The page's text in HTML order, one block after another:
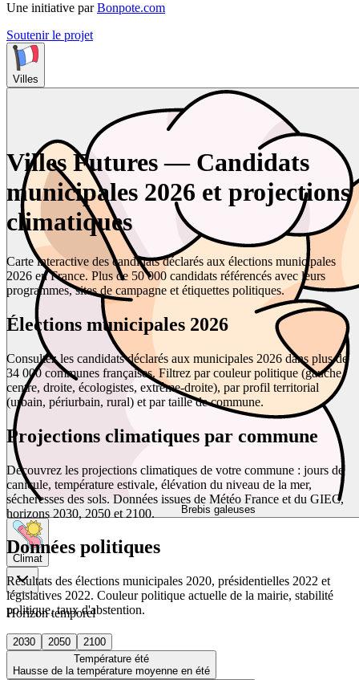
Une initiative par Bonpote.com
Soutenir le projet
Villes
Brebis galeuses
Climat
Horizon temporel
2030 2050
2100
Température été
Hausse de la température moyenne en été
Villes Futures — Candidats
municipales 2026 et projections
climatiques
Carte interactive des candidats déclarés aux élections municipales
2026 en France. Plus de 50 000 candidats référencés avec leurs
programmes, sites de campagne et étiquettes politiques.
Élections municipales 2026
Consultez les candidats déclarés aux municipales 2026 dans plus de
34 000 communes françaises. Filtrez par couleur politique (gauche,
centre, droite, écologistes, extrême-droite), par profil territorial
(urbain, périurbain, rural) et par taille de commune.
Projections climatiques par commune
Découvrez les projections climatiques de votre commune : jours de
canicule, température estivale, élévation du niveau de la mer,
sécheresses des sols. Données issues de Météo France et du GIEC,
horizons 2030, 2050 et 2100.
Données politiques
Résultats des élections municipales 2020, présidentielles 2022 et
législatives 2022. Couleur politique actuelle de la mairie, stabilité
politique, taux d'abstention.